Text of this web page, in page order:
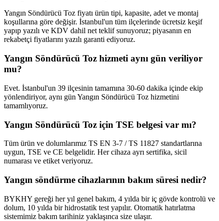
Yangın Söndürücü Toz fiyatı ürün tipi, kapasite, adet ve montaj
koşullarına göre değişir. İstanbul'un tüm ilçelerinde ücretsiz keşif
yapıp yazılı ve KDV dahil net teklif sunuyoruz; piyasanın en
rekabetçi fiyatlarını yazılı garanti ediyoruz.
Yangın Söndürücü Toz hizmeti aynı gün veriliyor
mu?
Evet. İstanbul'un 39 ilçesinin tamamına 30-60 dakika içinde ekip
yönlendiriyor, aynı gün Yangın Söndürücü Toz hizmetini
tamamlıyoruz.
Yangın Söndürücü Toz için TSE belgesi var mı?
Tüm ürün ve dolumlarımız TS EN 3-7 / TS 11827 standartlarına
uygun, TSE ve CE belgelidir. Her cihaza ayrı sertifika, sicil
numarası ve etiket veriyoruz.
Yangın söndürme cihazlarının bakım süresi nedir?
BYKHY gereği her yıl genel bakım, 4 yılda bir iç gövde kontrolü ve
dolum, 10 yılda bir hidrostatik test yapılır. Otomatik hatırlatma
sistemimiz bakım tarihiniz yaklaşınca size ulaşır.